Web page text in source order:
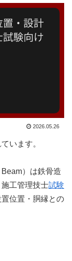
2026.05.26
います。
）は鉄骨造
工管理技士試験
位置・胴縁との